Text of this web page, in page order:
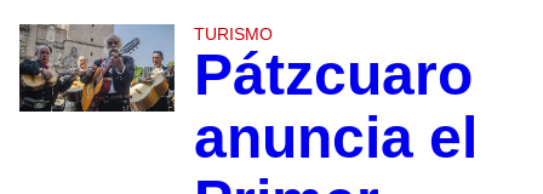
TURISMO
Pátzcuaro
anuncia el